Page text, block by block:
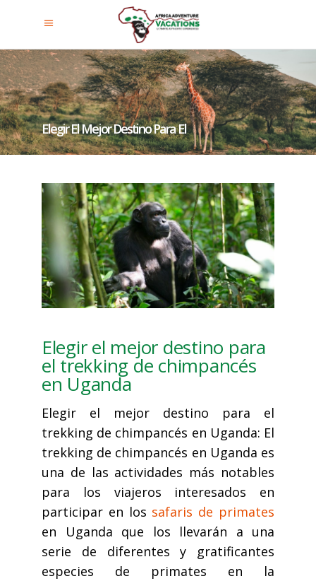
Elegir El Mejor Destino Para El
Uganda
Elegir el mejor destino para
el trekking de chimpancés
en Uganda
Elegir el mejor destino para el
trekking de chimpancés en Uganda: El
trekking de chimpancés en Uganda es
una de las actividades más notables
para los viajeros interesados en
participar en los safaris de primates
en Uganda que los llevarán a una
serie de diferentes y gratificantes
especies de primates en la